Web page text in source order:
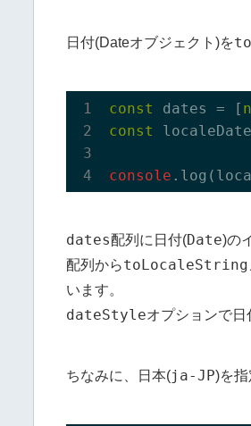
日付(Dateオブジェクト)を
const dates = [
const
console
dates配列に日付(Date)の
配列からtoLocaleString
います。
dateStyleオプションで日
ちなみに、日本(ja-JP)を指